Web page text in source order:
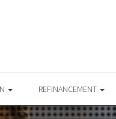
REFINANCEMENT